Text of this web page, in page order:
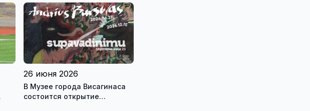
26 июня 2026
В Музее города Висагинаса
состоится открытие